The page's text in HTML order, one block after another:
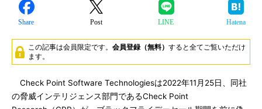
Share Post LINE Hatena
この記事は会員限定です。 会員登録（無料） すると全てご覧いただけ
ます。
Check Point Software Technologiesは2022年11月25日、同社
の脅威インテリジェンス部門であるCheck Point